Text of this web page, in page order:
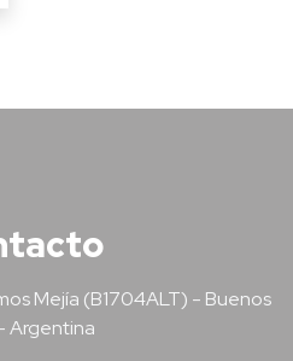
Mejía (B1704ALT) - Buenos
Argentina